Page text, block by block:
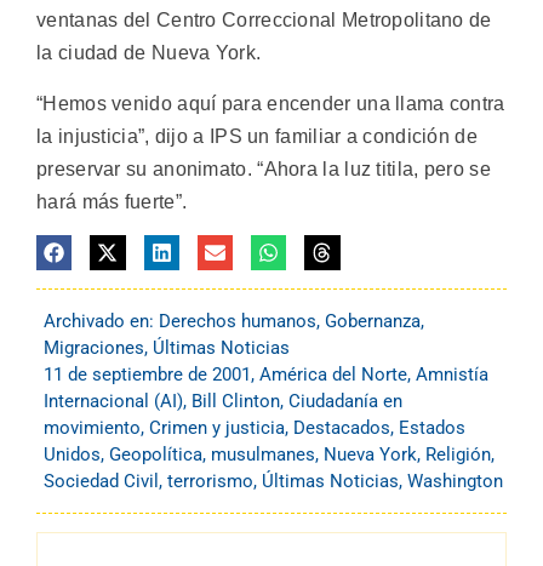
ventanas del Centro Correccional Metropolitano de
la ciudad de Nueva York.
“Hemos venido aquí para encender una llama contra
la injusticia”, dijo a IPS un familiar a condición de
preservar su anonimato. “Ahora la luz titila, pero se
hará más fuerte”.
Archivado en: Derechos humanos, Gobernanza,
Migraciones, Últimas Noticias
11 de septiembre de 2001, América del Norte, Amnistía
Internacional (AI), Bill Clinton, Ciudadanía en
movimiento, Crimen y justicia, Destacados, Estados
Unidos, Geopolítica, musulmanes, Nueva York, Religión,
Sociedad Civil , terrorismo, Últimas Noticias, Washington